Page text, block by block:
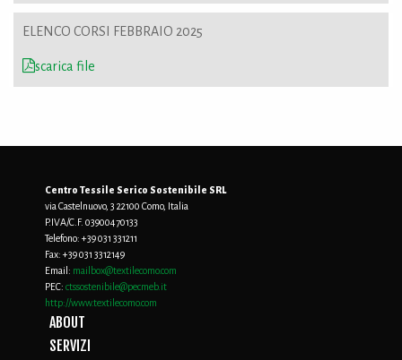
ELENCO CORSI FEBBRAIO 2025
scarica file
Centro Tessile Serico Sostenibile SRL
via Castelnuovo, 3 22100 Como, Italia
P.IVA/C.F. 03900470133
Telefono: +39 031 331211
Fax: +39 031 3312149
Email: mailbox@textilecomo.com
PEC: ctssostenibile@pecmeb.it
http://www.textilecomo.com
ABOUT
SERVIZI